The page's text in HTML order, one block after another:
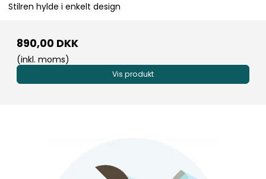
Stilren hylde i enkelt design
890,00 DKK
(inkl. moms)
Vis produkt